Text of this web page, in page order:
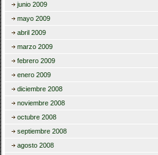
junio 2009
mayo 2009
abril 2009
marzo 2009
febrero 2009
enero 2009
diciembre 2008
noviembre 2008
octubre 2008
septiembre 2008
agosto 2008